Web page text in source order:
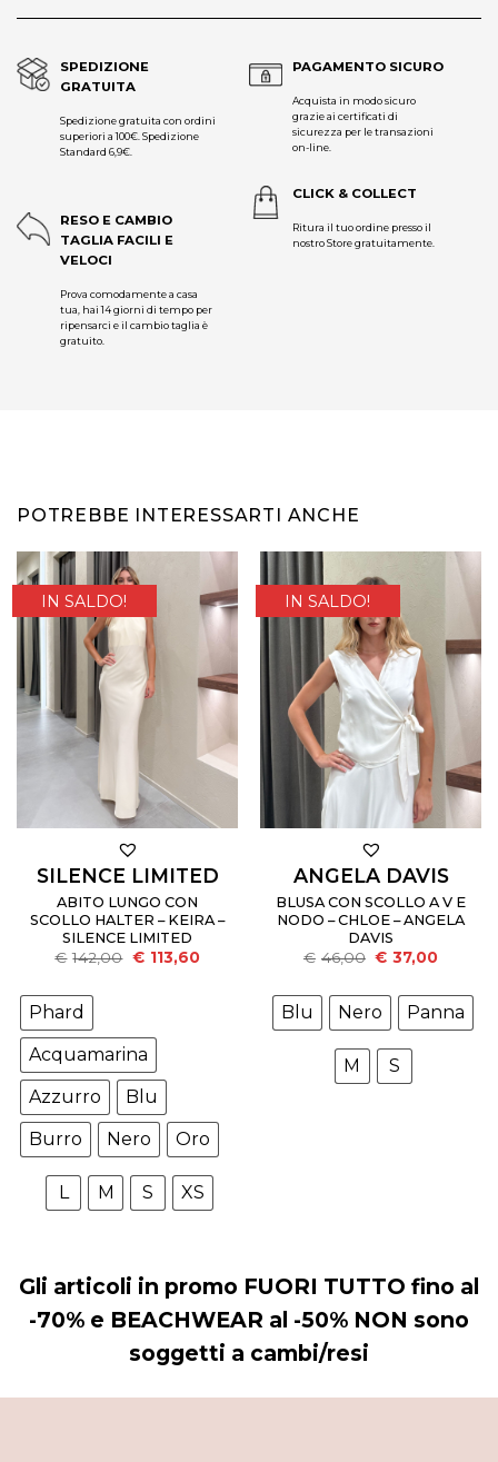
SPEDIZIONE
GRATUITA
Spedizione gratuita con ordini
superiori a 100€. Spedizione
Standard 6,9€.
RESO E CAMBIO
TAGLIA FACILI E
VELOCI
Prova comodamente a casa
tua, hai 14 giorni di tempo per
ripensarci e il cambio taglia è
gratuito.
PAGAMENTO SICURO
Acquista in modo sicuro
grazie ai certificati di
sicurezza per le transazioni
on-line.
CLICK & COLLECT
Ritura il tuo ordine presso il
nostro Store gratuitamente.
POTREBBE INTERESSARTI ANCHE
NUOVI ARRIVI
IN SALDO!
SILENCE LIMITED
ABITO LUNGO CON
SCOLLO HALTER – KEIRA –
SILENCE LIMITED
€ 142,00 Il
prezzo
€ 113,60Il
Phard
Acquamarina
Azzurro
Blu
Burro
Nero Oro
L M S XS
NUOVI ARRIVI
IN SALDO!
ANGELA DAVIS
BLUSA CON SCOLLO A V E
NODO – CHLOE – ANGELA
DAVIS
€ 46,00 Il
prezzo
era:
€46,00.
€ 37,00
è:
€37,00.
Blu Nero Panna
M S
Gli articoli in promo FUORI TUTTO fino al
-70% e BEACHWEAR al -50% NON sono
soggetti a cambi/resi